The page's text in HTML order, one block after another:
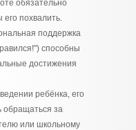
обязательно
похвалить.
поддержка
способны
достижения
ребёнка, его
обращаться за
или школьному